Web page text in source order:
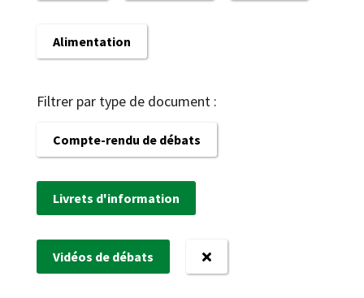
Alimentation
Filtrer par type de document :
Compte-rendu de débats
Livrets d'information
Vidéos de débats